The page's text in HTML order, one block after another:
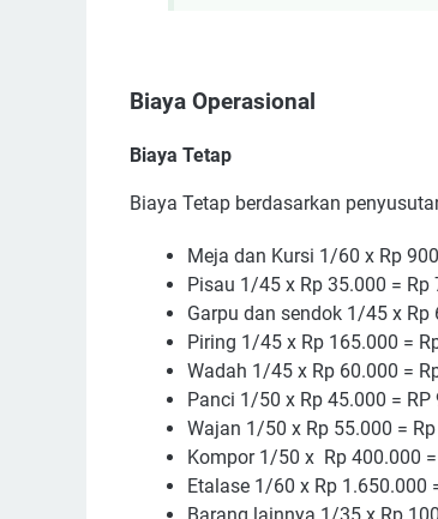
Biaya Operasional
Biaya Tetap
Biaya Tetap berdasarkan
Meja dan Kursi 1/60 x Rp
Pisau 1/45 x Rp 35.000 = Rp
Garpu dan sendok 1/45 x Rp
Piring 1/45 x Rp 165.000 =
Wadah 1/45 x Rp 60.000 =
Panci 1/50 x Rp 45.000 = RP
Wajan 1/50 x Rp 55.000 =
Kompor 1/50 x Rp 400.000
Etalase 1/60 x Rp 1.650.000